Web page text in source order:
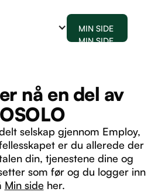
MIN SIDE
MIN SIDE
nå en del av
selskap gjennom Employ,
er du allerede der
din, tjenestene dine og
som før og du logger inn
Min side her.